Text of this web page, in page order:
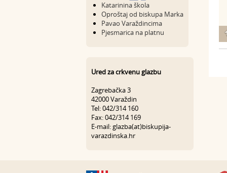
Katarinina škola
Oproštaj od biskupa Marka
Pavao Varaždincima
Pjesmarica na platnu
Ured za crkvenu glazbu
Zagrebačka 3
42000 Varaždin
Tel: 042/314 160
Fax: 042/314 169
E-mail: glazba(at)biskupija-
varazdinska.hr